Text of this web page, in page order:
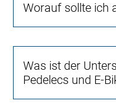
Worauf sollte ich
Was ist der
Pedelecs und E-